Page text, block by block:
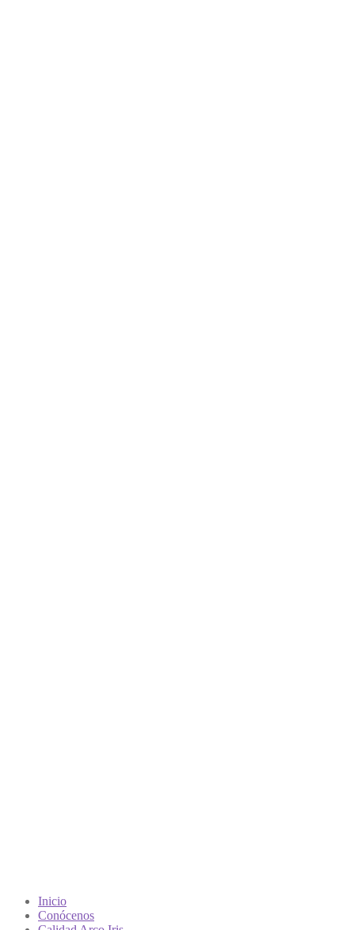
Inicio
Conócenos